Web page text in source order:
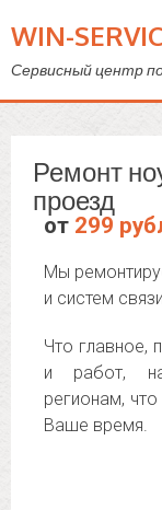
WIN-
Сервисный центр
Ремонт
проезд
от 299
Мы
и систем
Что главное,
и работ,
регионам,
Ваше время.